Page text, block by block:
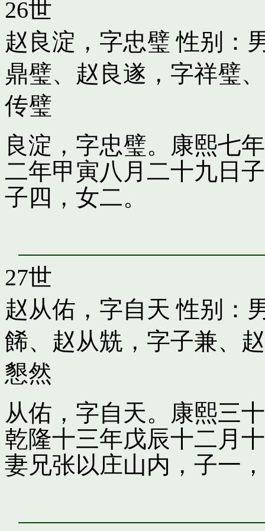
26世
赵良淀，字忠璧 性别：
鼎璧、 赵良遂，字祥璧、
传璧
良淀，字忠璧。康熙七
二年甲寅八月二十九日
子四，女二。
27世
赵从佑，字自天 性别：
餙、 赵从兟，字子兼、
懇然
从佑，字自天。康熙三
乾隆十三年戊辰十二月
妻兄张以庄山内，子一